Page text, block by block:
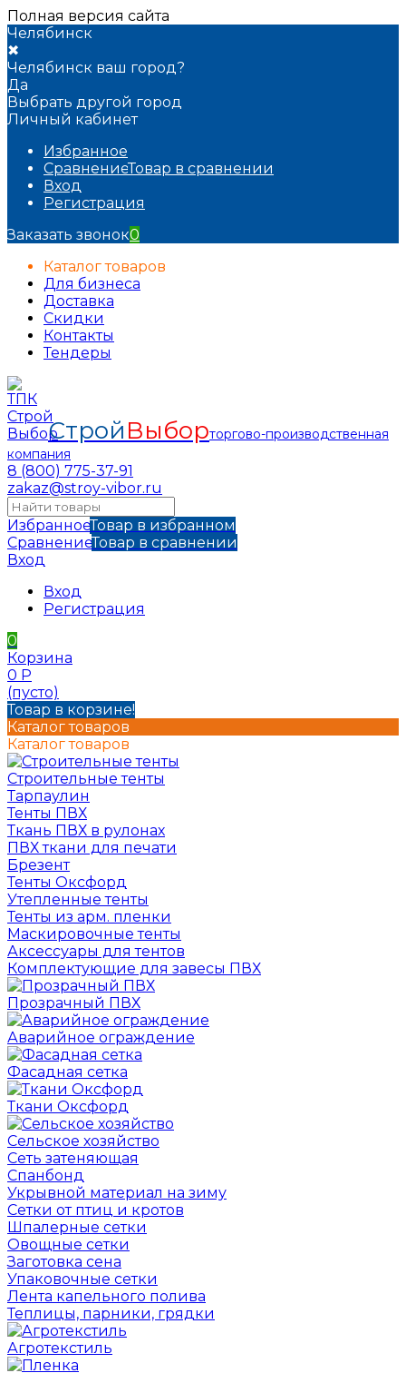
Полная версия сайта
Челябинск
✖
Челябинск ваш город?
Да
Выбрать другой город
Личный кабинет
Избранное
СравнениеТовар в сравнении
Вход
Регистрация
Заказать звонок0
Каталог товаров
Для бизнеса
Доставка
Скидки
Контакты
Тендеры
СтройВыборторгово-производственная
компания
8 (800) 775-37-91
zakaz@stroy-vibor.ru
ИзбранноеТовар в избранном
СравнениеТовар в сравнении
Вход
Вход
Регистрация
0
Корзина
0 Р
(пусто)
Товар в корзине!
Каталог товаров
Каталог товаров
Строительные тенты
Тарпаулин
Тенты ПВХ
Ткань ПВХ в рулонах
ПВХ ткани для печати
Брезент
Тенты Оксфорд
Утепленные тенты
Тенты из арм. пленки
Маскировочные тенты
Аксессуары для тентов
Комплектующие для завесы ПВХ
Прозрачный ПВХ
Аварийное ограждение
Фасадная сетка
Ткани Оксфорд
Сельское хозяйство
Сеть затеняющая
Спанбонд
Укрывной материал на зиму
Сетки от птиц и кротов
Шпалерные сетки
Овощные сетки
Заготовка сена
Упаковочные сетки
Лента капельного полива
Теплицы, парники, грядки
Агротекстиль